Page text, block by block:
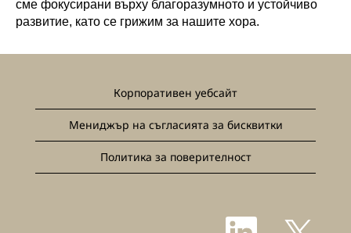
сме фокусирани върху благоразумното и устойчиво
развитие, като се грижим за нашите хора.
Корпоративен уебсайт
Мениджър на съгласията за бисквитки
Политика за поверителност
О О